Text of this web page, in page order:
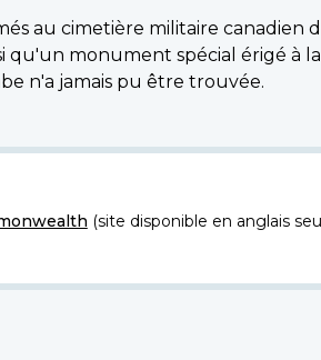
au cimetière militaire canadien
qu'un monument spécial érigé à
n'a jamais pu être trouvée.
(site disponible en anglais